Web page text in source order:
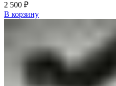
2 500 ₽
В корзину